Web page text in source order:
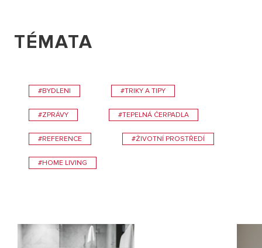
TÉMATA
#BYDLENI #TRIKY A TIPY
#ZPRÁVY #TEPELNÁ ČERPADLA
#REFERENCE #ŽIVOTNÍ PROSTŘEDÍ
#HOME LIVING